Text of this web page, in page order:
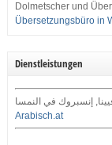
Dolmetscher und
Übersetzungsbüro in
Dienstleistungen
إنسبروك في النمسا
Arabisch.at